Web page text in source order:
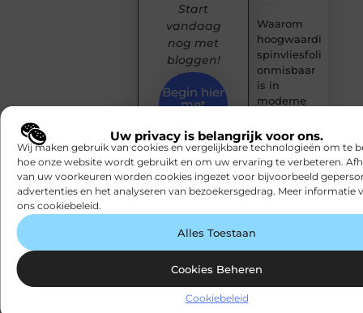
Uw privacy is belangrijk voor ons.
Wij maken gebruik van cookies en vergelijkbare technologieën om te
hoe onze website wordt gebruikt en om uw ervaring te verbeteren.
van uw voorkeuren worden cookies ingezet voor bijvoorbeeld
advertenties en het analyseren van bezoekersgedrag. Meer informatie
ons cookiebeleid.
Alles Toestaan
Cookies Beheren
Cookiebeleid
Waarom
hoogwaardige
spinvliesfolie
onmisbaar
is in
moderne
Logistieke
optimalisatie
voor
groeiende
op het
gebied van
Start
vandaag
nog met
bloggen!
Begin hier
met